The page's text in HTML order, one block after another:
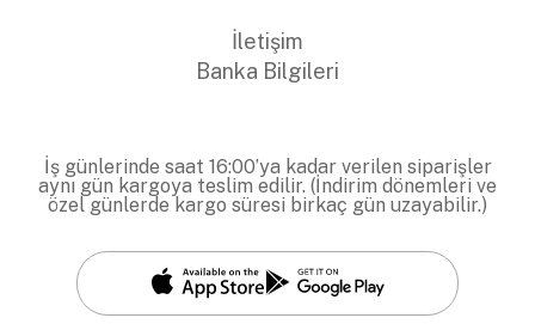
İletişim
Banka Bilgileri
İş günlerinde saat 16:00’ya kadar verilen siparişler
aynı gün kargoya teslim edilir. (İndirim dönemleri ve
özel günlerde kargo süresi birkaç gün uzayabilir.)